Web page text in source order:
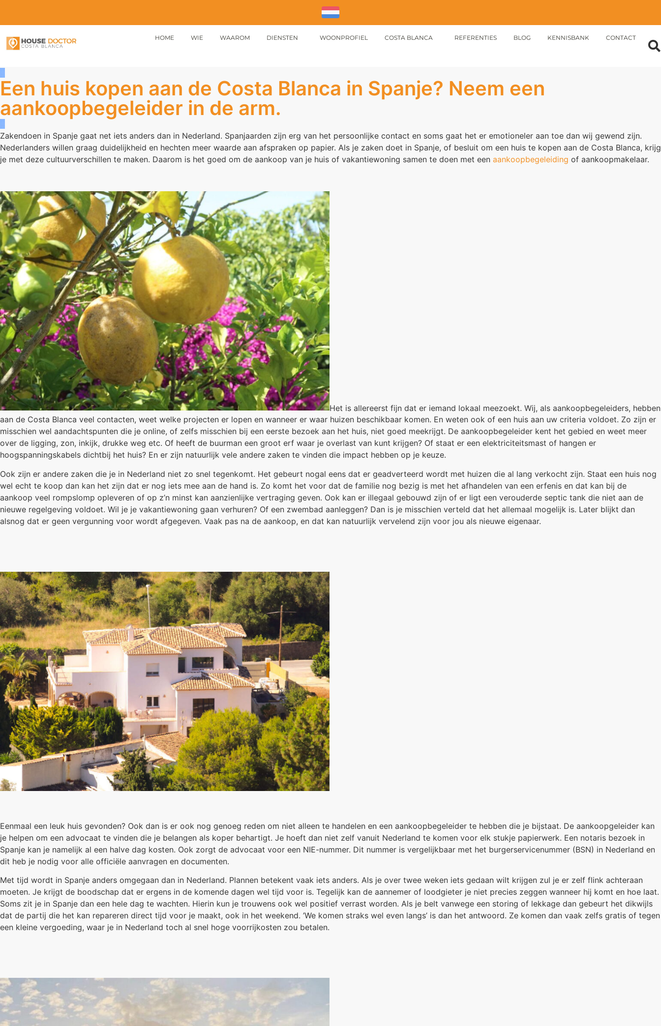
HOME WIE WAAROM DIENSTEN WOONPROFIEL COSTA BLANCA REFERENTIES BLOG KENNISBANK CONTACT
Een huis kopen aan de Costa Blanca in Spanje? Neem een
aankoopbegeleider in de arm.
Zakendoen in Spanje gaat net iets anders dan in Nederland. Spanjaarden zijn erg van het persoonlijke contact en soms gaat het er emotioneler aan toe dan wij gewend zijn.
Nederlanders willen graag duidelijkheid en hechten meer waarde aan afspraken op papier. Als je zaken doet in Spanje, of besluit om een huis te kopen aan de Costa Blanca, krijg
je met deze cultuurverschillen te maken. Daarom is het goed om de aankoop van je huis of vakantiewoning samen te doen met een aankoopbegeleiding of aankoopmakelaar.
Het is allereerst fijn dat er iemand lokaal meezoekt. Wij, als aankoopbegeleiders, hebben
aan de Costa Blanca veel contacten, weet welke projecten er lopen en wanneer er waar huizen beschikbaar komen. En weten ook of een huis aan uw criteria voldoet. Zo zijn er
misschien wel aandachtspunten die je online, of zelfs misschien bij een eerste bezoek aan het huis, niet goed meekrijgt. De aankoopbegeleider kent het gebied en weet meer
over de ligging, zon, inkijk, drukke weg etc. Of heeft de buurman een groot erf waar je overlast van kunt krijgen? Of staat er een elektriciteitsmast of hangen er
hoogspanningskabels dichtbij het huis? En er zijn natuurlijk vele andere zaken te vinden die impact hebben op je keuze.
Ook zijn er andere zaken die je in Nederland niet zo snel tegenkomt. Het gebeurt nogal eens dat er geadverteerd wordt met huizen die al lang verkocht zijn. Staat een huis nog
wel echt te koop dan kan het zijn dat er nog iets mee aan de hand is. Zo komt het voor dat de familie nog bezig is met het afhandelen van een erfenis en dat kan bij de
aankoop veel rompslomp opleveren of op z’n minst kan aanzienlijke vertraging geven. Ook kan er illegaal gebouwd zijn of er ligt een verouderde septic tank die niet aan de
nieuwe regelgeving voldoet. Wil je je vakantiewoning gaan verhuren? Of een zwembad aanleggen? Dan is je misschien verteld dat het allemaal mogelijk is. Later blijkt dan
alsnog dat er geen vergunning voor wordt afgegeven. Vaak pas na de aankoop, en dat kan natuurlijk vervelend zijn voor jou als nieuwe eigenaar.
Eenmaal een leuk huis gevonden? Ook dan is er ook nog genoeg reden om niet alleen te handelen en een aankoopbegeleider te hebben die je bijstaat. De aankoopgeleider kan
je helpen om een advocaat te vinden die je belangen als koper behartigt. Je hoeft dan niet zelf vanuit Nederland te komen voor elk stukje papierwerk. Een notaris bezoek in
Spanje kan je namelijk al een halve dag kosten. Ook zorgt de advocaat voor een NIE-nummer. Dit nummer is vergelijkbaar met het burgerservicenummer (BSN) in Nederland en
dit heb je nodig voor alle officiële aanvragen en documenten.
Met tijd wordt in Spanje anders omgegaan dan in Nederland. Plannen betekent vaak iets anders. Als je over twee weken iets gedaan wilt krijgen zul je er zelf flink achteraan
moeten. Je krijgt de boodschap dat er ergens in de komende dagen wel tijd voor is. Tegelijk kan de aannemer of loodgieter je niet precies zeggen wanneer hij komt en hoe laat.
Soms zit je in Spanje dan een hele dag te wachten. Hierin kun je trouwens ook wel positief verrast worden. Als je belt vanwege een storing of lekkage dan gebeurt het dikwijls
dat de partij die het kan repareren direct tijd voor je maakt, ook in het weekend. ’We komen straks wel even langs’ is dan het antwoord. Ze komen dan vaak zelfs gratis of tegen
een kleine vergoeding, waar je in Nederland toch al snel hoge voorrijkosten zou betalen.